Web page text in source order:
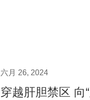
六月 26, 2024
穿越肝胆禁区 向